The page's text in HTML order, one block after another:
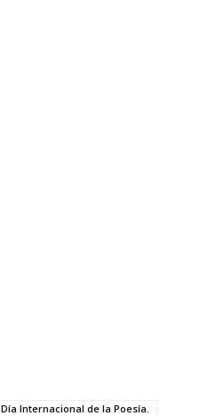
Día Internacional de la Poesía.